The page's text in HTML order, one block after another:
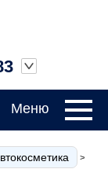
Меню
>